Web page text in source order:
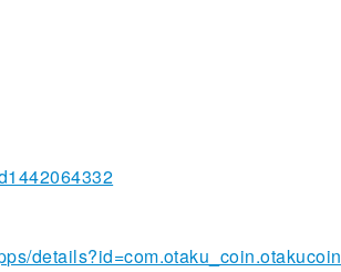
details?id=com.otaku_coin.otakucoin